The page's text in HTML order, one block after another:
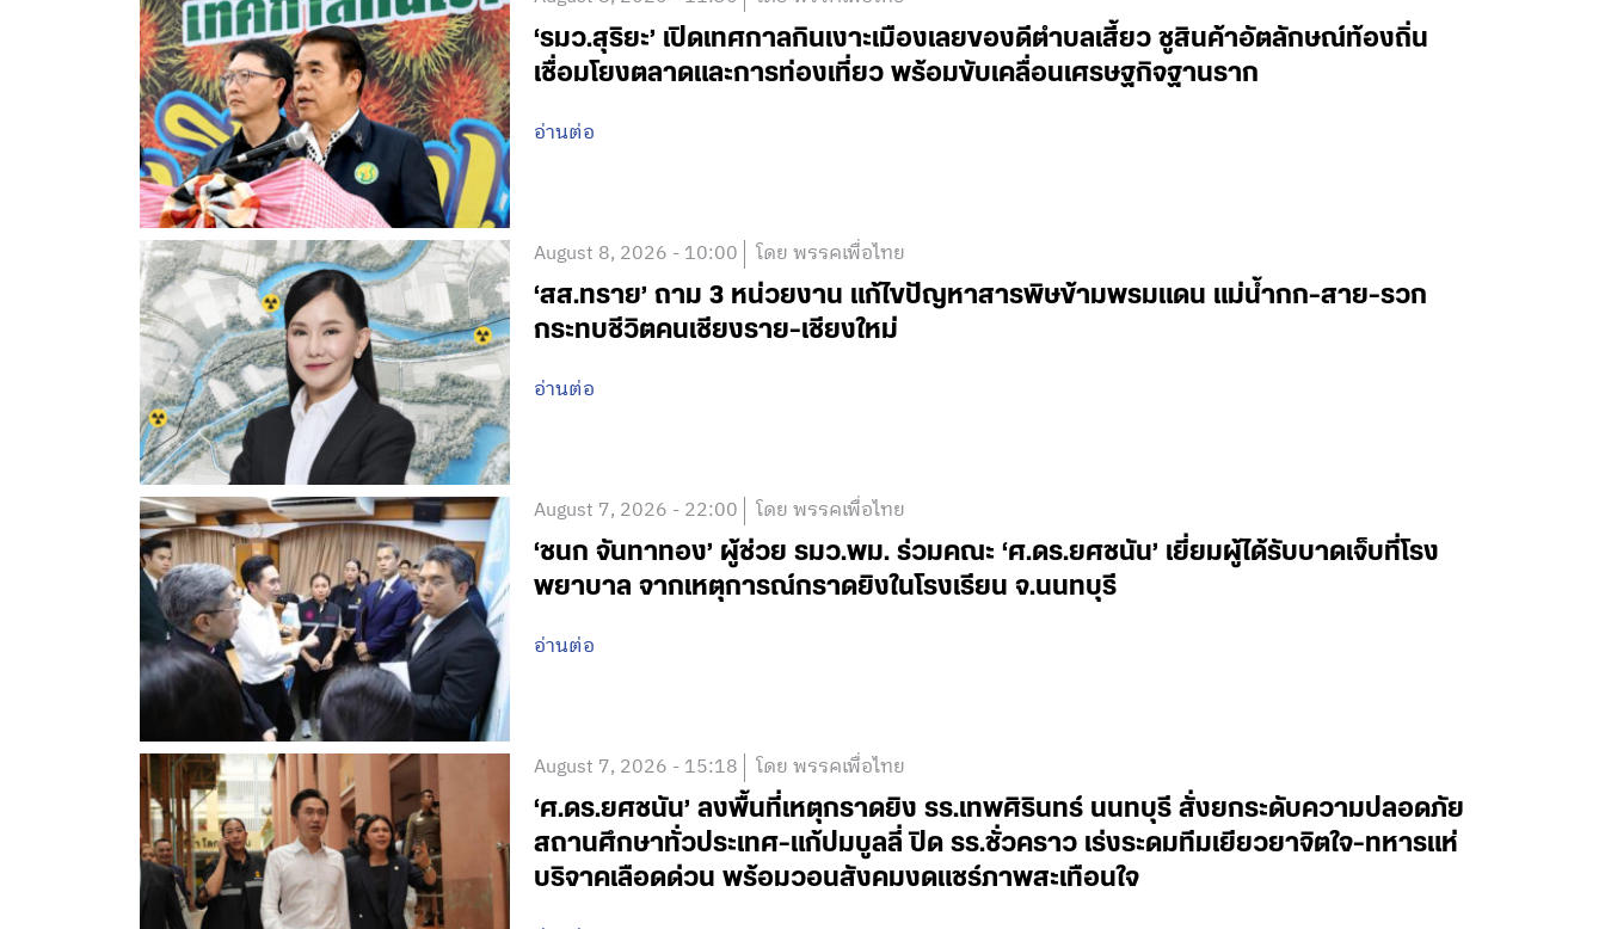
‘รมว.สุริยะ’ เปิดเทศกาลกินเงาะเมืองเลยของดีตำบลเสี้ยว ชูสินค้าอัตลักษณ์ท้องถิ่น
เชื่อมโยงตลาดและการท่องเที่ยว พร้อมขับเคลื่อนเศรษฐกิจฐานราก
อ่านต่อ
August 8, 2026 - 10:00 โดย พรรคเพื่อไทย
‘สส.ทราย’ ถาม 3 หน่วยงาน แก้ไขปัญหาสารพิษข้ามพรมแดน แม่น้ำกก-สาย-รวก
กระทบชีวิตคนเชียงราย-เชียงใหม่
อ่านต่อ
August 7, 2026 - 22:00 โดย พรรคเพื่อไทย
‘ชนก จันทาทอง’ ผู้ช่วย รมว.พม. ร่วมคณะ ‘ศ.ดร.ยศชนัน’ เยี่ยมผู้ได้รับบาดเจ็บที่โรง
พยาบาล จากเหตุการณ์กราดยิงในโรงเรียน จ.นนทบุรี
อ่านต่อ
August 7, 2026 - 15:18 โดย พรรคเพื่อไทย
‘ศ.ดร.ยศชนัน’ ลงพื้นที่เหตุกราดยิง รร.เทพศิรินทร์ นนทบุรี สั่งยกระดับความปลอดภัย
สถานศึกษาทั่วประเทศ-แก้ปมบูลลี่ ปิด รร.ชั่วคราว เร่งระดมทีมเยียวยาจิตใจ-ทหารแห่
บริจาคเลือดด่วน พร้อมวอนสังคมงดแชร์ภาพสะเทือนใจ